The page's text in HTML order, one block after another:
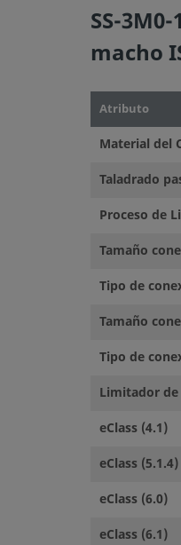
SS-
macho
Atributo
Material del
Taladrado
Proceso de
Tamaño
Tipo de
Tamaño
Tipo de
Limitador de
eClass (4.1)
eClass (5.1.4)
eClass (6.0)
eClass (6.1)